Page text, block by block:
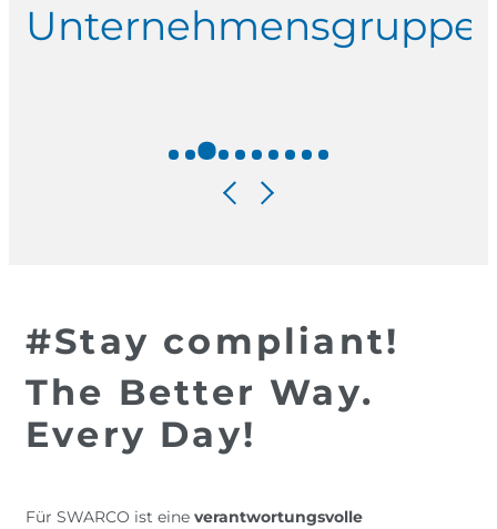
Unternehmensgruppe.
#Stay compliant!
The Better Way.
Every Day!
Für SWARCO ist eine verantwortungsvolle